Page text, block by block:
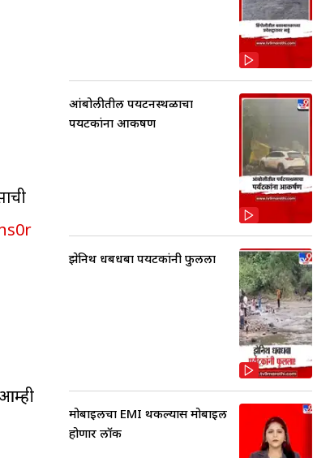
आंबोलीतील पर्यटनस्थळाचा
पर्यटकांना आकर्षण
झेनिथ धबधबा पर्यटकांनी फुलला
मोबाईलचा EMI थकल्यास मोबाईल
होणार लॉक